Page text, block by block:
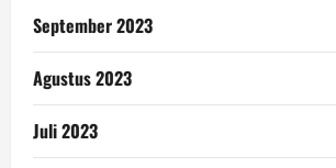
September 2023
Agustus 2023
Juli 2023